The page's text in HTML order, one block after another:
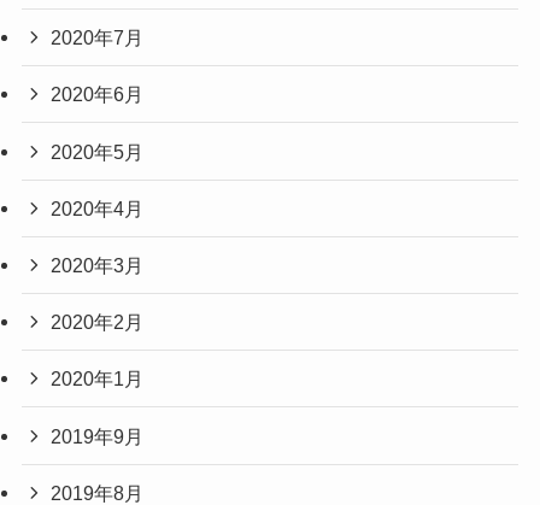
2020年7月
2020年6月
2020年5月
2020年4月
2020年3月
2020年2月
2020年1月
2019年9月
2019年8月